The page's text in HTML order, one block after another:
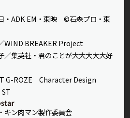
・ADK EM・東映 ©石森プロ・東
WIND BREAKER Project
集英社・君のことが大大大大大好
G-ROZE Character Design
キン肉マン製作委員会